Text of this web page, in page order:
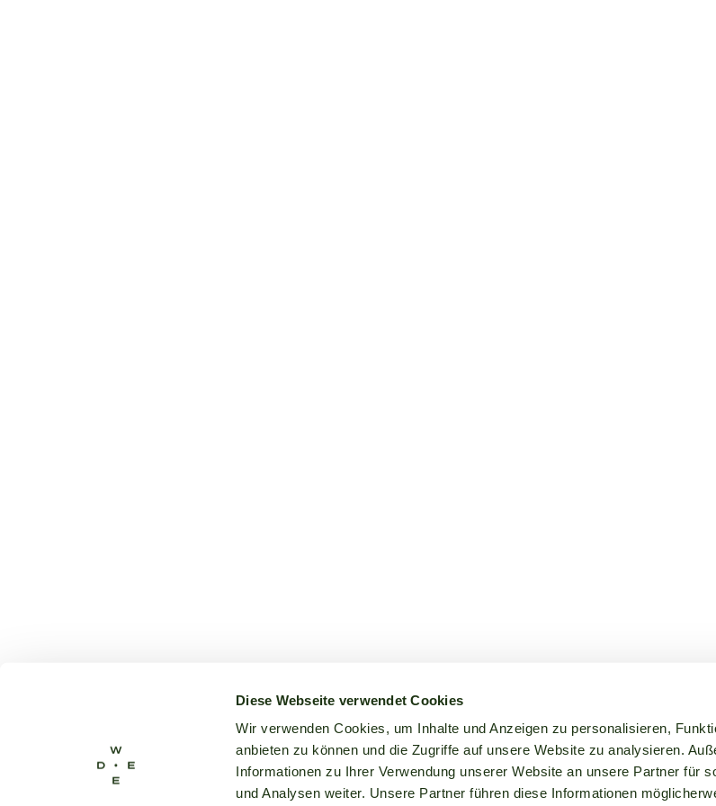
Diese Webseite verwendet Cookies
Wir verwenden Cookies, um Inhalte und Anzeigen zu personalisieren,
anbieten zu können und die Zugriffe auf unsere Website zu analysieren.
Informationen zu Ihrer Verwendung unserer Website an unsere Partner für
und Analysen weiter. Unsere Partner führen diese Informationen